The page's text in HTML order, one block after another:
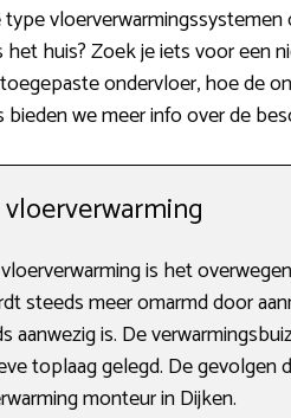
type
huis? Zoek je iets voor een
ondervloer, hoe de
we meer info over de
is het
steeds meer omarmd door
aanwezig is. De
toplaag gelegd. De gevolgen
monteur in Dijken.